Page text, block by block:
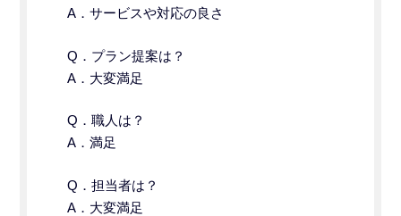
A．サービスや対応の良さ
Q．プラン提案は？
A．大変満足
Q．職人は？
A．満足
Q．担当者は？
A．大変満足